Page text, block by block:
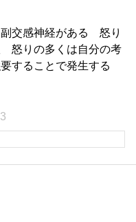
交感神経がある 怒り
怒りの多くは自分の考
することで発生する